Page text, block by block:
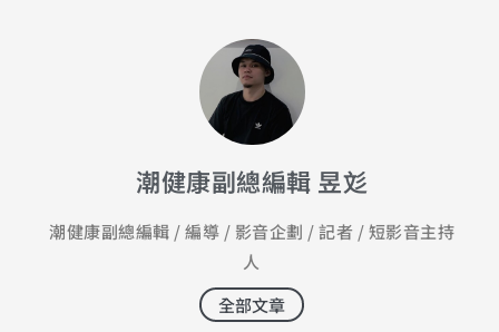
潮健康副總編輯 昱彣
潮健康副總編輯 / 編導 / 影音企劃 / 記者 / 短影音主持
人
全部文章